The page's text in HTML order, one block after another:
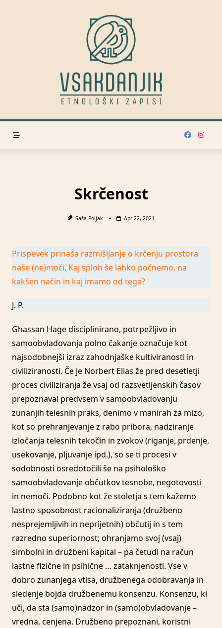
Skrčenost
Saša Poljak Apr 22, 2021
Prispevek prinaša razmišljanje o krčenju prostora
naše (ne)moči. Kaj sploh še lahko počnemo, na
kakšen način in kaj imamo od tega?
J. P.
Ghassan Hage disciplinirano, potrpežljivo in
samoobvladovanja polno čakanje označuje kot
najsodobnejši izraz zahodnjaške kultiviranosti in
civiliziranosti. Če je Norbert Elias že pred desetletji
proces civiliziranja že vsaj od razsvetljenskih časov
prepoznaval predvsem v samoobvladovanju
zunanjih telesnih praks, denimo v manirah za mizo,
kot so prehranjevanje z rabo pribora, nadziranje
izločanja telesnih tekočin in zvokov (riganje, prdenje,
usekovanje, pljuvanje ipd.), so se ti procesi v
sodobnosti osredotočili še na psihološko
samoobvladovanje občutkov tesnobe, negotovosti
in nemoči. Podobno kot že stoletja s tem kažemo
lastno sposobnost racionaliziranja (družbeno
nesprejemljivih in neprijetnih) občutij in s tem
razredno superiornost; ohranjamo svoj (vsaj)
simbolni in družbeni kapital – pa četudi na račun
lastne fizične in psihične … zataknjenosti. Vse v
dobro zunanjega vtisa, družbenega odobravanja in
sledenje bojda družbenemu konsenzu. Konsenzu, ki
uči, da sta (samo)nadzor in (samo)obvladovanje –
vredna, cenjena. Družbeno prepoznani, koristni